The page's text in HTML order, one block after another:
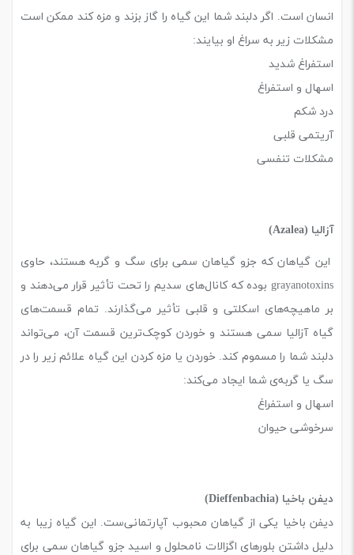
انسان است. اگر دلبند شما این گیاه را گاز بزند و مزه کند ممکن است
مشکلات زیر به سراغ او بیایند:
استفراغ شدید
اسهال و استفراغ
درد شکم
آریتمی قلبی
مشکلات تنفسی
آزالیا (Azalea)
این گیاهان که جزو گیاهان سمی برای سگ و گربه هستند، حاوی
grayanotoxins بوده که کانال‌های سدیم را تحت تأثیر قرار می‌دهند و
بر ماهیچه‌های اسکلتی و قلبی تأثیر می‌گذارند. تمام قسمت‌های
گیاه آزالیا سمی هستند و خوردن کوچک‌ترین قسمت آن، می‌تواند
دلبند شما را مسموم کند. خوردن یا مزه کردن این گیاه علائم زیر را در
سگ یا گربه‌ی شما ایجاد می‌کند:
اسهال و استفراغ
سرخوشی حیوان
دیفن باخیا (Dieffenbachia)
دیفن باخیا یکی از گیاهان محبوب آپارتمانی‌ست. این گیاه زیبا به
دلیل داشتن بلورهای اگزالات نامحلول و اسید جزو گیاهان سمی برای